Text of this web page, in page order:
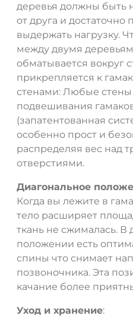
деревья должны быть
от друга и
выдержать нагрузку.
между двумя
обматывается вокруг
прикрепляется к
стенами: Любые стены
подвешивания
(запатентованная
особенно прост и
распределяя вес над
отверстиями.
Диагональное
Когда вы лежите в
тело расширяет
ткань не сжималась. В
положении есть
спины что снимает
позвоночника. Эта
качание более
Уход и хранение:
ДА